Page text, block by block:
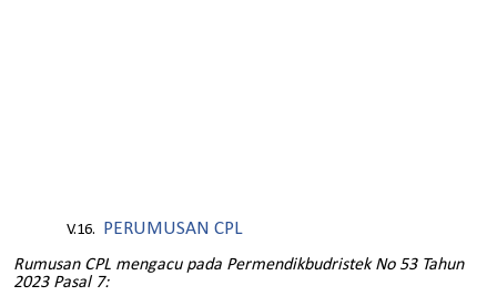
PERUMUSAN CPL
Rumusan CPL mengacu pada Permendikbudristek No 53 Tahun
2023 Pasal 7: